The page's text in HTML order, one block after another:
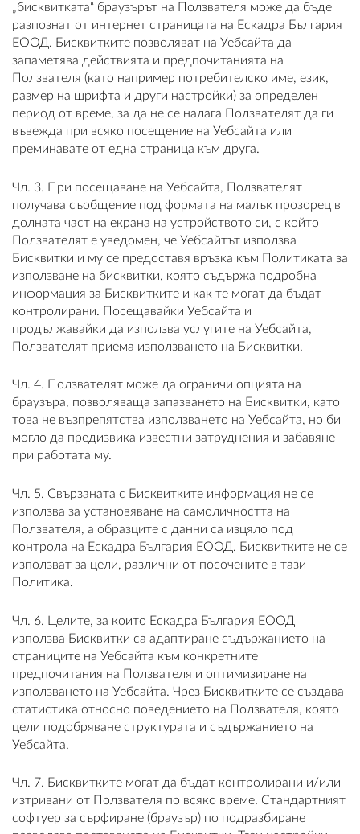
„бисквитката“ браузърът на Ползвателя може да бъде
разпознат от интернет страницата на Ескадра България
ЕООД. Бисквитките позволяват на Уебсайта да
запаметява действията и предпочитанията на
Ползвателя (като например потребителско име, език,
размер на шрифта и други настройки) за определен
период от време, за да не се налага Ползвателят да ги
въвежда при всяко посещение на Уебсайта или
преминавате от една страница към друга.
Чл. 3. При посещаване на Уебсайта, Ползвателят
получава съобщение под формата на малък прозорец в
долната част на екрана на устройството си, с който
Ползвателят е уведомен, че Уебсайтът използва
Бисквитки и му се предоставя връзка към Политиката за
използване на бисквитки, която съдържа подробна
информация за Бисквитките и как те могат да бъдат
контролирани. Посещавайки Уебсайта и
продължавайки да използва услугите на Уебсайта,
Ползвателят приема използването на Бисквитки.
Чл. 4. Ползвателят може да ограничи опцията на
браузъра, позволяваща запазването на Бисквитки, като
това не възпрепятства използването на Уебсайта, но би
могло да предизвика известни затруднения и забавяне
при работата му.
Чл. 5. Свързаната с Бисквитките информация не се
използва за установяване на самоличността на
Ползвателя, а образците с данни са изцяло под
контрола на Ескадра България ЕООД. Бисквитките не се
използват за цели, различни от посочените в тази
Политика.
Чл. 6. Целите, за които Ескадра България ЕООД
използва Бисквитки са адаптиране съдържанието на
страниците на Уебсайта към конкретните
предпочитания на Ползвателя и оптимизиране на
използването на Уебсайта. Чрез Бисквитките се създава
статистика относно поведението на Ползвателя, която
цели подобряване структурата и съдържанието на
Уебсайта.
Чл. 7. Бисквитките могат да бъдат контролирани и/или
изтривани от Ползвателя по всяко време. Стандартният
софтуер за сърфиране (браузър) по подразбиране